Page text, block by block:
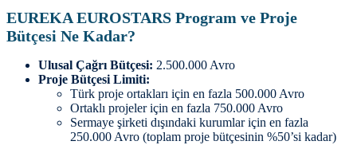
EUREKA EUROSTARS Program ve Proje
Bütçesi Ne Kadar?
Ulusal Çağrı Bütçesi: 2.500.000 Avro
Proje Bütçesi Limiti:
Türk proje ortakları için en fazla 500.000 Avro
Ortaklı projeler için en fazla 750.000 Avro
Sermaye şirketi dışındaki kurumlar için en fazla
250.000 Avro (toplam proje bütçesinin %50’si kadar)